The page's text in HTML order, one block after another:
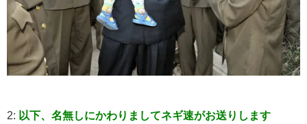
2: 以下、名無しにかわりましてネギ速がお送りします